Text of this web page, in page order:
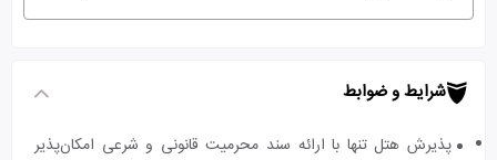
شرایط و ضوابط
پذیرش هتل تنها با ارائه سند محرمیت قانونی و شرعی امکان‌پذیر